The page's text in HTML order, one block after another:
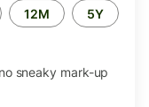
12M 5Y
sneaky mark-up